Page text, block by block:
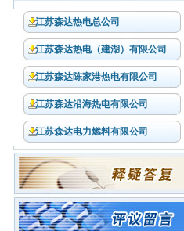
江苏森达热电总公司
江苏森达热电（建湖）有限公司
江苏森达陈家港热电有限公司
江苏森达沿海热电有限公司
江苏森达电力燃料有限公司